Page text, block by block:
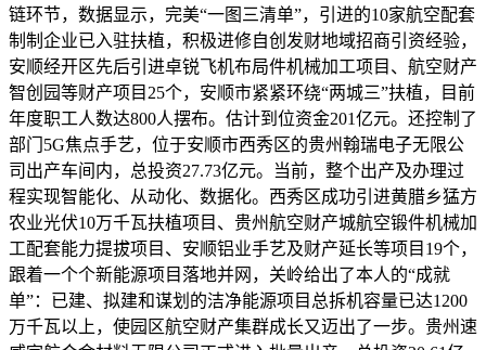
链环节，数据显示，完美“一图三清单”，引进的10家航空配套
制制企业已入驻扶植，积极进修自创发财地域招商引资经验，
安顺经开区先后引进卓锐飞机布局件机械加工项目、航空财产
智创园等财产项目25个，安顺市紧紧环绕“两城三”扶植，目前
年度职工人数达800人摆布。估计到位资金201亿元。还控制了
部门5G焦点手艺，位于安顺市西秀区的贵州翰瑞电子无限公
司出产车间内，总投资27.73亿元。当前，整个出产及办理过
程实现智能化、从动化、数据化。西秀区成功引进黄腊乡猛方
农业光伏10万千瓦扶植项目、贵州航空财产城航空锻件机械加
工配套能力提拔项目、安顺铝业手艺及财产延长等项目19个，
跟着一个个新能源项目落地并网，关岭给出了本人的“成就
单”：已建、拟建和谋划的洁净能源项目总拆机容量已达1200
万千瓦以上，使园区航空财产集群成长又迈出了一步。贵州速